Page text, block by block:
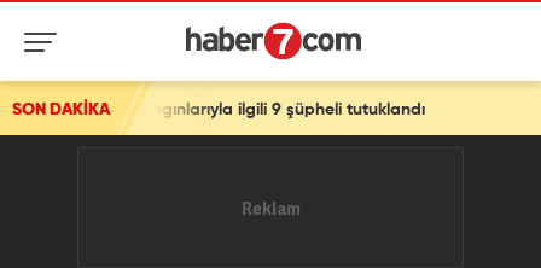
SON DAKİKAilgili 9 şüpheli tutuklandı